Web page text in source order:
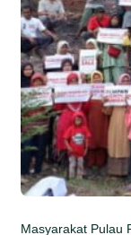
Masyarakat Pulau